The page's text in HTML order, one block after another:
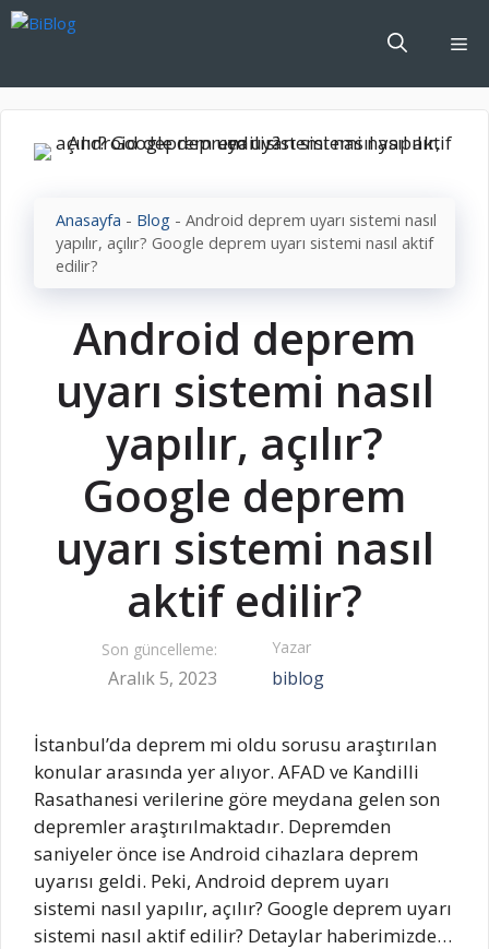
İçeriğe
Anasayfa - Blog - Android deprem uyarı sistemi nasıl
yapılır, açılır? Google deprem uyarı sistemi nasıl aktif
edilir?
Android deprem
uyarı sistemi nasıl
yapılır, açılır?
Google deprem
uyarı sistemi nasıl
aktif edilir?
Son güncelleme:
Aralık 5, 2023
Yazar
biblog
İstanbul’da deprem mi oldu sorusu araştırılan
konular arasında yer alıyor. AFAD ve Kandilli
Rasathanesi verilerine göre meydana gelen son
depremler araştırılmaktadır. Depremden
saniyeler önce ise Android cihazlara deprem
uyarısı geldi. Peki, Android deprem uyarı
sistemi nasıl yapılır, açılır? Google deprem uyarı
sistemi nasıl aktif edilir? Detaylar haberimizde…